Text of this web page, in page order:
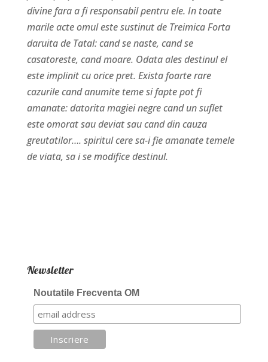
divine fara a fi responsabil pentru ele. In toate
marile acte omul este sustinut de Treimica Forta
daruita de Tatal: cand se naste, cand se
casatoreste, cand moare. Odata ales destinul el
este implinit cu orice pret. Exista foarte rare
cazurile cand anumite teme si fapte pot fi
amanate: datorita magiei negre cand un suflet
este omorat sau deviat sau cand din cauza
greutatilor…. spiritul cere sa-i fie amanate temele
de viata, sa i se modifice destinul.
Newsletter
Noutatile Frecventa OM